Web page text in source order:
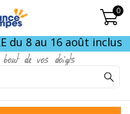
0
du 8 au 16 août inclus
de vos doigts